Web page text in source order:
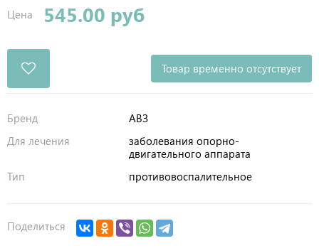
Цена 545.00 руб
Товар временно отсутствует
Бренд
АВЗ
Для лечения
заболевания опорно-
двигательного аппарата
Тип
противовоспалительное
Поделиться